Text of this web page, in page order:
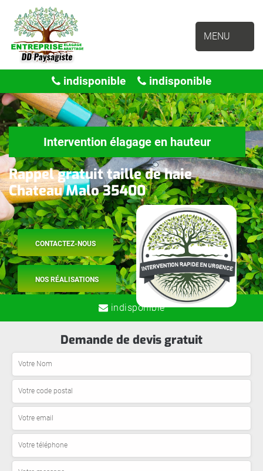
MENU
indisponible indisponible
Intervention élagage en hauteur
Rappel gratuit taille de haie
Chateau Malo 35400
CONTACTEZ-NOUS
NOS RÉALISATIONS
indisponible
Demande de devis gratuit